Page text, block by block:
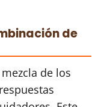
de
de los